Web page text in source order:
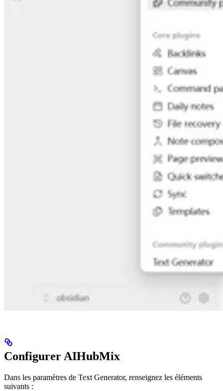
Configurer AIHubMix
Dans les paramètres de Text Generator, renseignez les éléments
suivants :